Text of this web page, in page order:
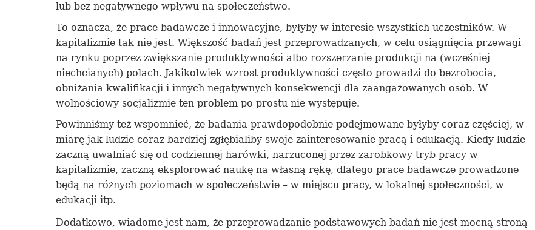
lub bez negatywnego wpływu na społeczeństwo.
To oznacza, że prace badawcze i innowacyjne, byłyby w interesie wszystkich uczestników. W
kapitalizmie tak nie jest. Większość badań jest przeprowadzanych, w celu osiągnięcia przewagi
na rynku poprzez zwiększanie produktywności albo rozszerzanie produkcji na (wcześniej
niechcianych) polach. Jakikolwiek wzrost produktywności często prowadzi do bezrobocia,
obniżania kwalifikacji i innych negatywnych konsekwencji dla zaangażowanych osób. W
wolnościowy socjalizmie ten problem po prostu nie występuje.
Powinniśmy też wspomnieć, że badania prawdopodobnie podejmowane byłyby coraz częściej, w
miarę jak ludzie coraz bardziej zgłębialiby swoje zainteresowanie pracą i edukacją. Kiedy ludzie
zaczną uwalniać się od codziennej harówki, narzuconej przez zarobkowy tryb pracy w
kapitalizmie, zaczną eksplorować naukę na własną rękę, dlatego prace badawcze prowadzone
będą na różnych poziomach w społeczeństwie – w miejscu pracy, w lokalnej społeczności, w
edukacji itp.
Dodatkowo, wiadome jest nam, że przeprowadzanie podstawowych badań nie jest mocną stroną